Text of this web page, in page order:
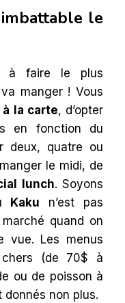
le
à faire le plus
manger ! Vous
à la carte, d’opter
en fonction du
deux, quatre ou
le midi, de
lunch. Soyons
Kaku n’est pas
quand on
vue. Les menus
(de 70$ à
ou de poisson à
donnés non plus.